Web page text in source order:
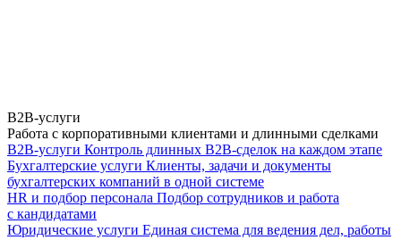
B2B-услуги
Работа с корпоративными клиентами и длинными сделками
B2B-услуги Контроль длинных B2B-сделок на каждом этапе
Бухгалтерские услуги Клиенты, задачи и документы
бухгалтерских компаний в одной системе
HR и подбор персонала Подбор сотрудников и работа
с кандидатами
Юридические услуги Единая система для ведения дел, работы